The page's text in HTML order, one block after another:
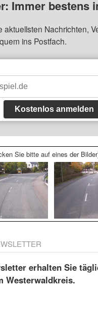
Immer bestens
aktuellsten Nachrichten,
ins Postfach.
Kostenlos anmelden
Sie bitte auf eines der
erhalten Sie
Westerwaldkreis.